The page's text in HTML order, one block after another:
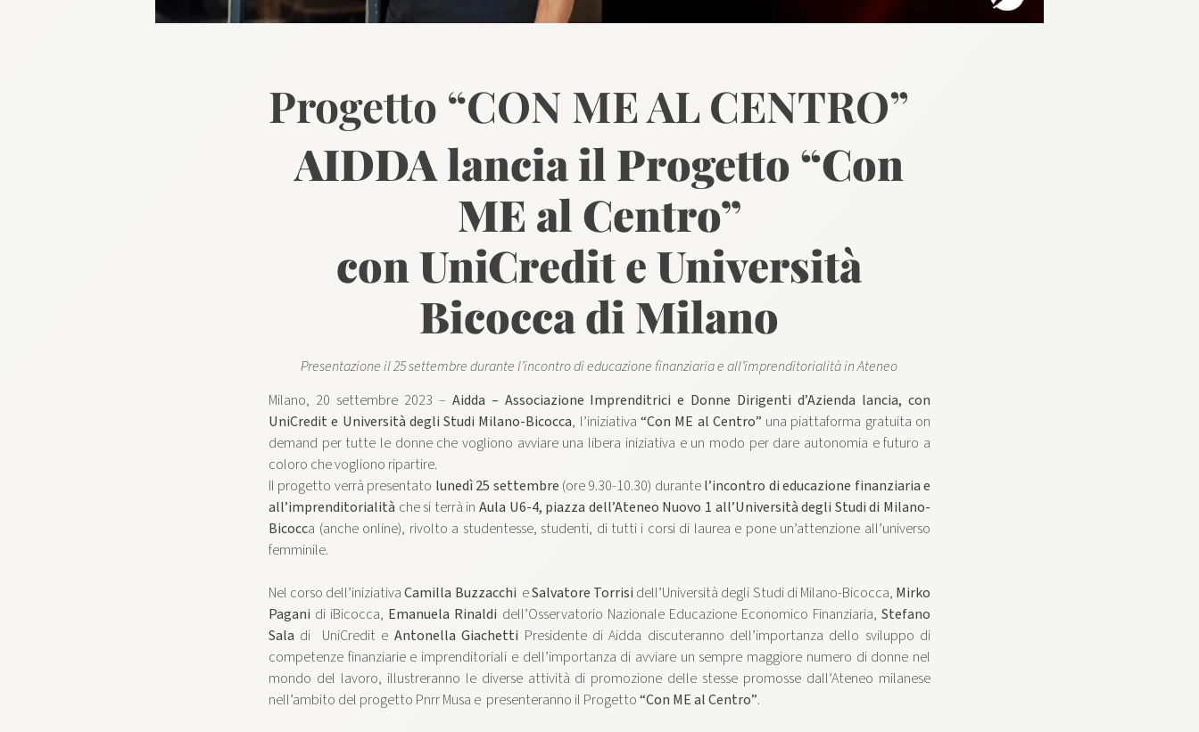
Progetto “CON ME AL CENTRO”
AIDDA lancia il Progetto “Con
ME al Centro”
con UniCredit e Università
Bicocca di Milano
Presentazione il 25 settembre durante l’incontro di educazione finanziaria e all’imprenditorialità in Ateneo
Milano, 20 settembre 2023 – Aidda – Associazione Imprenditrici e Donne Dirigenti d’Azienda lancia, con
UniCredit e Università degli Studi Milano-Bicocca, l’iniziativa “Con ME al Centro” una piattaforma gratuita on
demand per tutte le donne che vogliono avviare una libera iniziativa e un modo per dare autonomia e futuro a
coloro che vogliono ripartire.
Il progetto verrà presentato lunedì 25 settembre (ore 9.30-10.30) durantel’incontro di educazione finanziaria e
all’imprenditorialità che si terrà inAula U6-4, piazza dell’Ateneo Nuovo 1 all’Università degli Studi di Milano-
Bicocca (anche online), rivolto a studentesse, studenti, di tutti i corsi di laurea e pone un’attenzione all’universo
femminile.
Nel corso dell’iniziativaCamilla Buzzacchi eSalvatore Torrisi dell’Università degli Studi di Milano-Bicocca, Mirko
Pagani di iBicocca, Emanuela Rinaldi dell’Osservatorio Nazionale Educazione Economico Finanziaria, Stefano
Sala di UniCredit e Antonella Giachetti Presidente di Aidda discuteranno dell’importanza dello sviluppo di
competenze finanziarie e imprenditoriali e dell’importanza di avviare un sempre maggiore numero di donne nel
mondo del lavoro, illustreranno le diverse attività di promozione delle stesse promosse dall’Ateneo milanese
nell’ambito del progetto Pnrr Musa e presenteranno il Progetto“Con ME al Centro”.